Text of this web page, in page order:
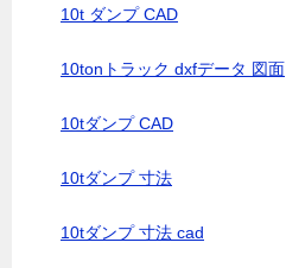
10t ダンプ CAD
10tonトラック dxfデータ 図面
10tダンプ CAD
10tダンプ 寸法
10tダンプ 寸法 cad